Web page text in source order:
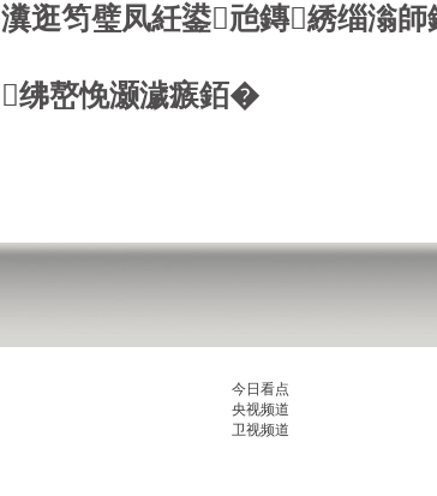
瀵逛笉璧凤紝鍙兘鏄綉缁滃
绋嶅悗灏濊瘯銆�
今日看点
央视频道
卫视频道